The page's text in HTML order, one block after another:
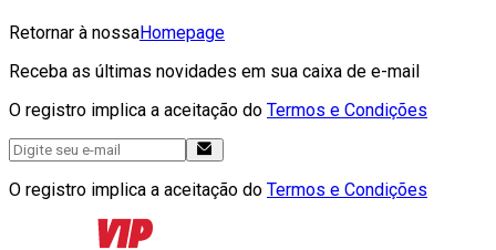
Retornar à nossaHomepage
Receba as últimas novidades em sua caixa de e-mail
O registro implica a aceitação do Termos e Condições
O registro implica a aceitação do Termos e Condições